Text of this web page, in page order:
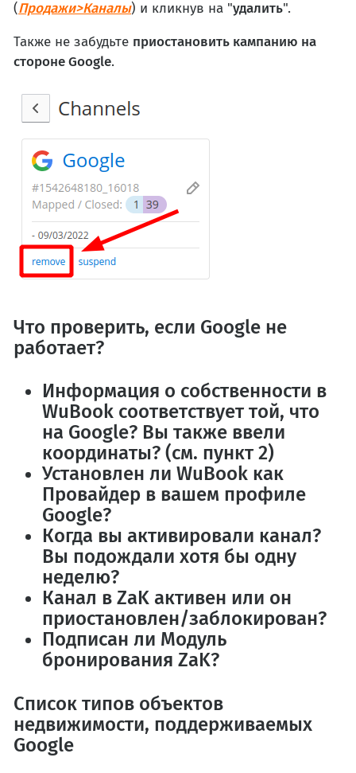
(Продажи>Каналы) и кликнув на "удалить".
Также не забудьте приостановить кампанию на
стороне Google.
Что проверить, если Google не
работает?
Информация о собственности в
WuBook соответствует той, что
на Google? Вы также ввели
координаты? (см. пункт 2)
Установлен ли WuBook как
Провайдер в вашем профиле
Google?
Когда вы активировали канал?
Вы подождали хотя бы одну
неделю?
Канал в ZaK активен или он
приостановлен/заблокирован?
Подписан ли Модуль
бронирования ZaK?
Список типов объектов
недвижимости, поддерживаемых
Google